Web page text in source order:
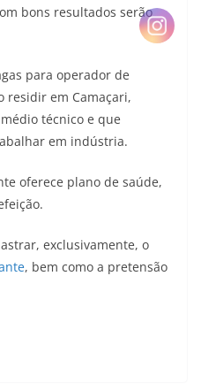
bons resultados serão
para operador de
residir em Camaçari,
técnico e que
em indústria.
oferece plano de saúde,
exclusivamente, o
, bem como a pretensão